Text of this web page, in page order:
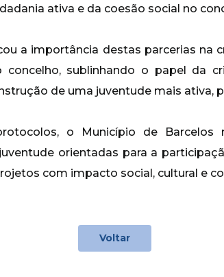
ativa e da coesão social no
a importância destas parcerias na
sublinhando o papel da
de uma juventude mais ativa,
o Município de
orientadas para a
com impacto social, cultural e
Voltar